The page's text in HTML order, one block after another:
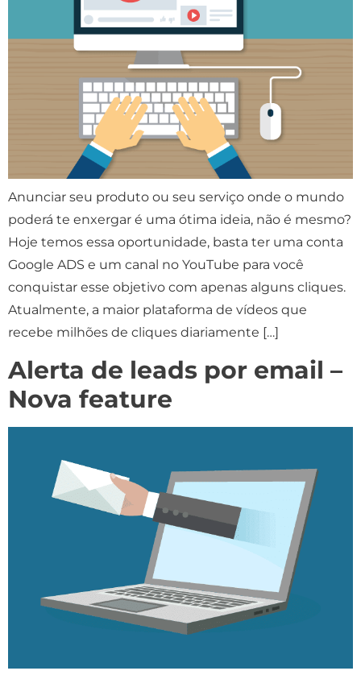
Anunciar seu produto ou seu serviço onde o mundo
poderá te enxergar é uma ótima ideia, não é mesmo?
Hoje temos essa oportunidade, basta ter uma conta
Google ADS e um canal no YouTube para você
conquistar esse objetivo com apenas alguns cliques.
Atualmente, a maior plataforma de vídeos que
recebe milhões de cliques diariamente […]
Alerta de leads por email –
Nova feature